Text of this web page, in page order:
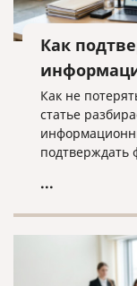
Как
Как не
статье
подтверждать
прямой путь к
...